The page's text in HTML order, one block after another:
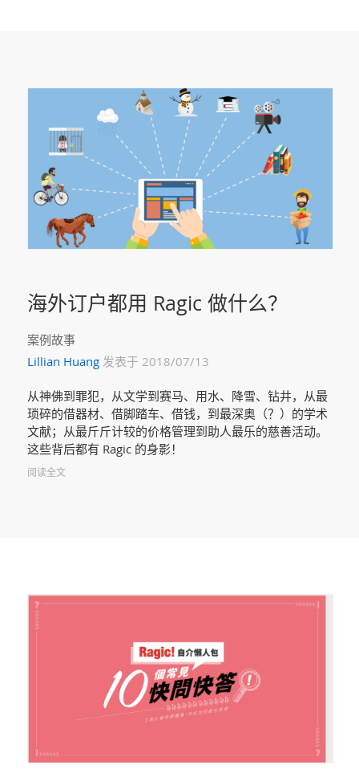
海外订户都用 Ragic 做什么？
案例故事
Lillian Huang发表于 2018/07/13
从神佛到罪犯，从文学到赛马、用水、降雪、钻井，从最
琐碎的借器材、借脚踏车、借钱，到最深奥（？）的学术
文献；从最斤斤计较的价格管理到助人最乐的慈善活动。
这些背后都有 Ragic 的身影！
阅读全文